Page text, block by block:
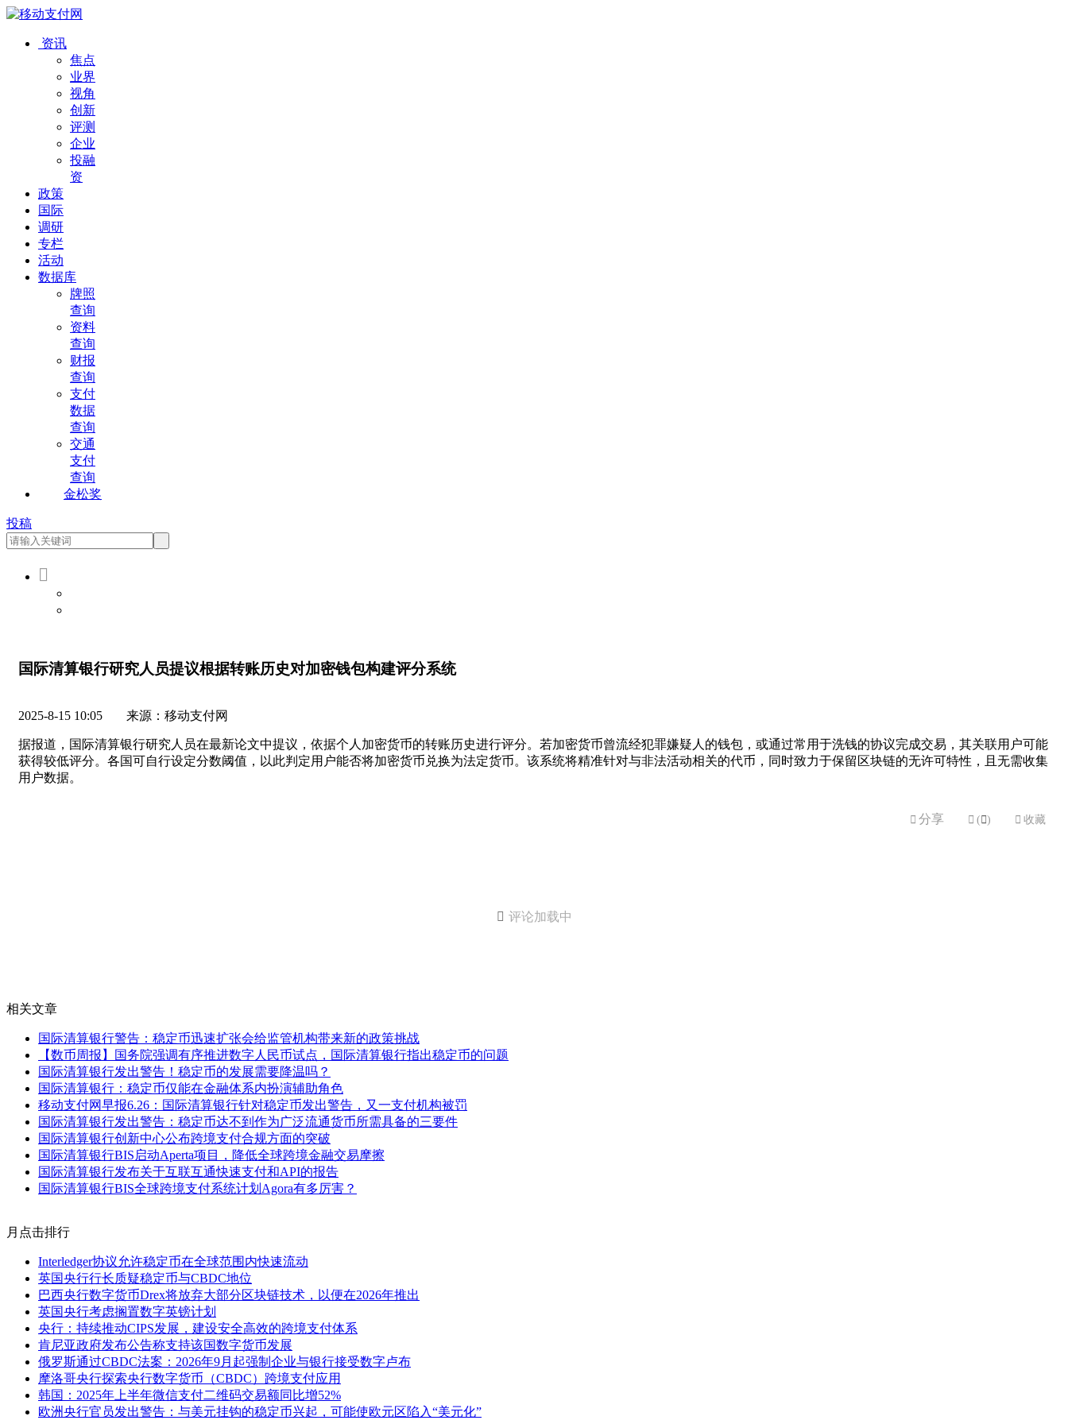
资讯
焦点
业界
视角
创新
评测
企业
投融
资
政策
国际
调研
专栏
活动
数据库
牌照
查询
资料
查询
财报
查询
支付
数据
查询
交通
支付
查询
金松奖
投稿

国际清算银行研究人员提议根据转账历史对加密钱包构建评分系统
2025-8-15 10:05 来源：移动支付网
据报道，国际清算银行研究人员在最新论文中提议，依据个人加密货币的转账历史进行评分。若加密货币曾流经犯罪嫌疑人的钱包，或通过常用于洗钱的协议完成交易，其关联用户可能
获得较低评分。各国可自行设定分数阈值，以此判定用户能否将加密货币兑换为法定货币。该系统将精准针对与非法活动相关的代币，同时致力于保留区块链的无许可特性，且无需收集
用户数据。
 分享  ( )  收藏
 评论加载中
相关文章
国际清算银行警告：稳定币迅速扩张会给监管机构带来新的政策挑战
【数币周报】国务院强调有序推进数字人民币试点，国际清算银行指出稳定币的问题
国际清算银行发出警告！稳定币的发展需要降温吗？
国际清算银行：稳定币仅能在金融体系内扮演辅助角色
移动支付网早报6.26：国际清算银行针对稳定币发出警告，又一支付机构被罚
国际清算银行发出警告：稳定币达不到作为广泛流通货币所需具备的三要件
国际清算银行创新中心公布跨境支付合规方面的突破
国际清算银行BIS启动Aperta项目，降低全球跨境金融交易摩擦
国际清算银行发布关于互联互通快速支付和API的报告
国际清算银行BIS全球跨境支付系统计划Agora有多厉害？
月点击排行
Interledger协议允许稳定币在全球范围内快速流动
英国央行行长质疑稳定币与CBDC地位
巴西央行数字货币Drex将放弃大部分区块链技术，以便在2026年推出
英国央行考虑搁置数字英镑计划
央行：持续推动CIPS发展，建设安全高效的跨境支付体系
肯尼亚政府发布公告称支持该国数字货币发展
俄罗斯通过CBDC法案：2026年9月起强制企业与银行接受数字卢布
摩洛哥央行探索央行数字货币（CBDC）跨境支付应用
韩国：2025年上半年微信支付二维码交易额同比增52%
欧洲央行官员发出警告：与美元挂钩的稳定币兴起，可能使欧元区陷入“美元化”